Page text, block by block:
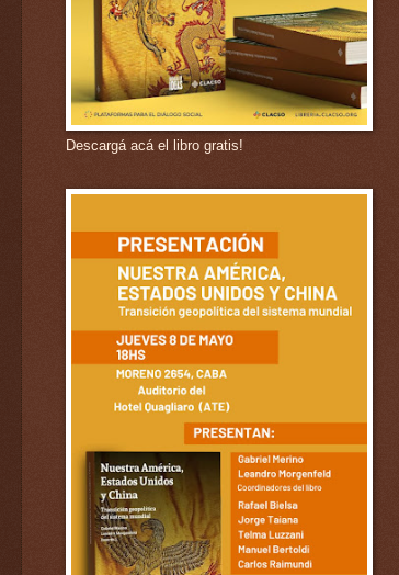
Descargá acá el libro gratis!